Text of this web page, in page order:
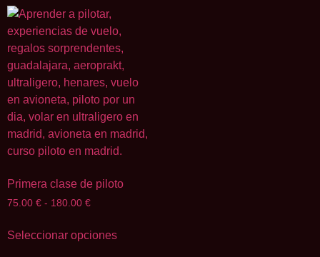
Primera clase de piloto
75.00 € - 180.00 €
Seleccionar opciones